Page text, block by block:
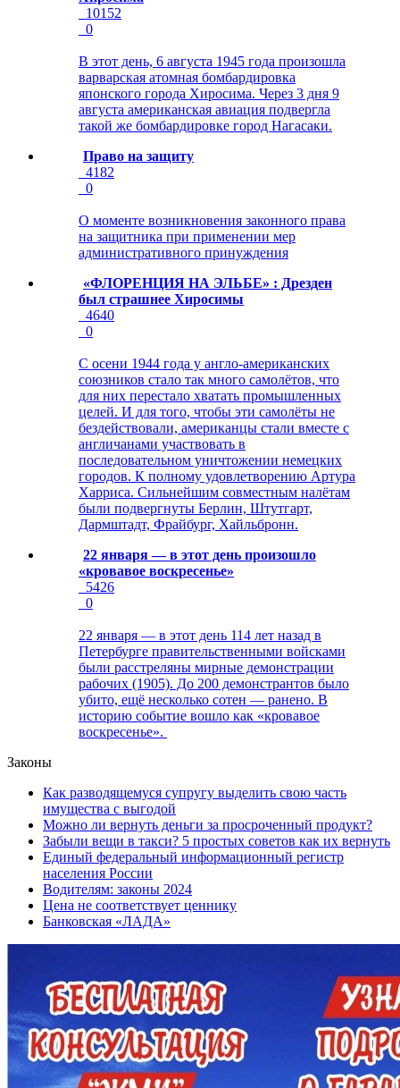
10152
0
В этот день, 6 августа 1945 года произошла
варварская атомная бомбардировка
японского города Хиросима. Через 3 дня 9
августа американская авиация подвергла
такой же бомбардировке город Нагасаки.
Право на защиту
4182
0
О моменте возникновения законного права
на защитника при применении мер
административного принуждения
«ФЛОРЕНЦИЯ НА ЭЛЬБЕ» : Дрезден
был страшнее Хиросимы
4640
0
С осени 1944 года у англо-американских
союзников стало так много самолётов, что
для них перестало хватать промышленных
целей. И для того, чтобы эти самолёты не
бездействовали, американцы стали вместе с
англичанами участвовать в
последовательном уничтожении немецких
городов. К полному удовлетворению Артура
Харриса. Сильнейшим совместным налётам
были подвергнуты Берлин, Штутгарт,
Дармштадт, Фрайбург, Хайльбронн.
22 января — в этот день произошло
«кровавое воскресенье»
5426
0
22 января — в этот день 114 лет назад в
Петербурге правительственными войсками
были расстреляны мирные демонстрации
рабочих (1905). До 200 демонстрантов было
убито, ещё несколько сотен — ранено. В
историю событие вошло как «кровавое
воскресенье».
Законы
Как разводящемуся супругу выделить свою часть
имущества с выгодой
Можно ли вернуть деньги за просроченный продукт?
Забыли вещи в такси? 5 простых советов как их вернуть
Единый федеральный информационный регистр
населения России
Водителям: законы 2024
Цена не соответствует ценнику
Банковская «ЛАДА»